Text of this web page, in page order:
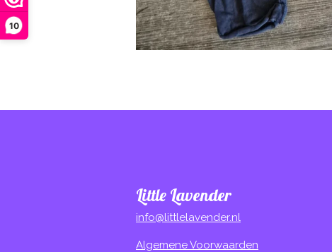
10
Little Lavender
info@littlelavender.nl
Algemene Voorwaarden